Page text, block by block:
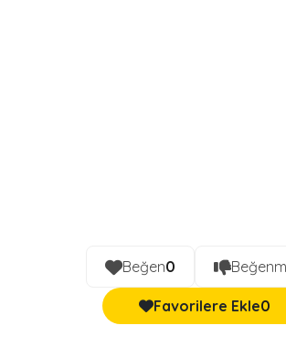
Beğen0
Favorilere Ekle0